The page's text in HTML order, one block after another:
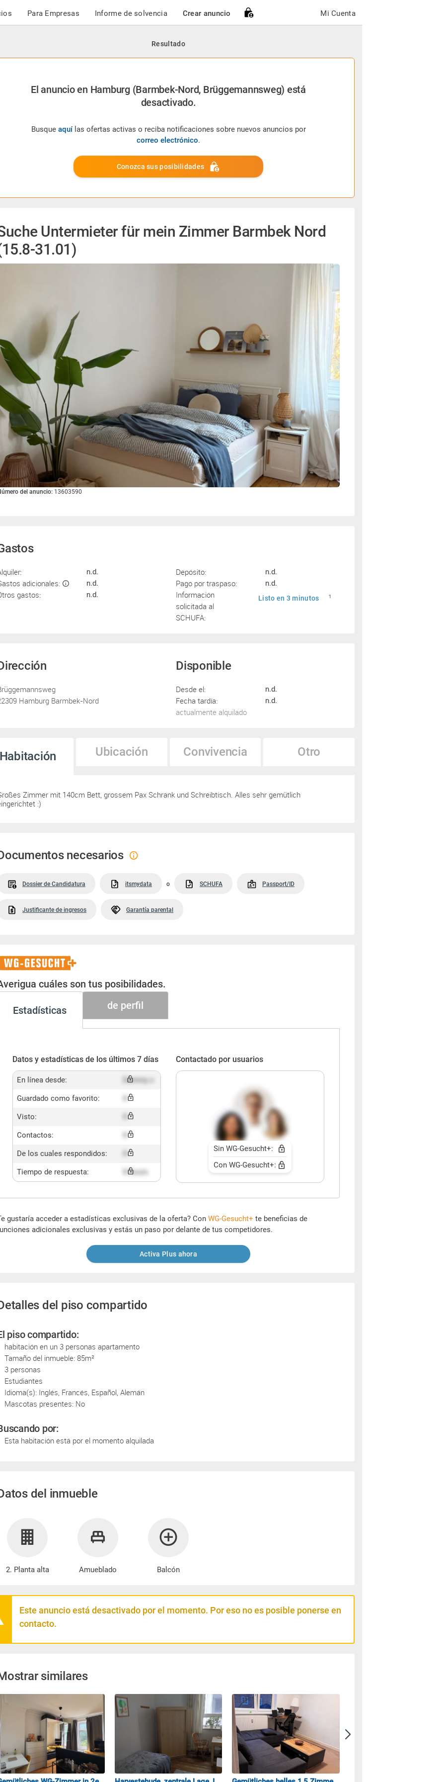
Para Empresas Informe de solvencia Crear anuncio Mi Cuenta
Resultado
El anuncio en Hamburg (Barmbek-Nord, Brüggemannsweg) está
desactivado.
Busque aquílas ofertas activas o reciba notificaciones sobre nuevos anuncios por
correo electrónico.
Conozca sus posibilidades
Untermieter für mein Zimmer Barmbek Nord
31.01)
del anuncio: 13603590
n.d.
adicionales: n.d.
gastos: n.d.
Depósito: n.d.
Pago por traspaso: n.d.
Información
solicitada al
SCHUFA:
Listo en 3 minutos 1
Hamburg Barmbek-Nord
Disponible
Desde el: n.d.
Fecha tardía: n.d.
actualmente alquilado
Ubicación Convivencia Otro
Zimmer mit 140cm Bett, grossem Pax Schrank und Schreibtisch. Alles sehr gemütlich
:)
necesarios
Dossier de Candidatura itsmydata o SCHUFA Passport/ID
Justificante de ingresos Garantía parental
cuáles son tus posibilidades.
Estadísticas de perfil
Datos y estadísticas de los últimos 7 días
En línea desde: Dummy x
Guardado como favorito:
Visto:
Contactos:
De los cuales respondidos:
Tiempo de respuesta: X hours
Contactado por usuarios
Sin WG-Gesucht+:
Con WG-Gesucht+:
gustaría acceder a estadísticas exclusivas de la oferta? Con WG-Gesucht+ te beneficias de
adicionales exclusivas y estás un paso por delante de tus competidores.
Activa Plus ahora
del piso compartido
piso compartido:
habitación en un 3 personas apartamento
Tamaño del inmueble: 85m²
3 personas
Estudiantes
Idioma(s): Inglés, Francés, Español, Alemán
Mascotas presentes: No
por:
Esta habitación está por el momento alquilada
del inmueble
2. Planta alta Amueblado Balcón
Este anuncio está desactivado por el momento. Por eso no es posible ponerse en
contacto.
similares